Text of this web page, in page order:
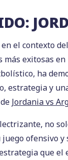
el contexto
exitosas
ha
estrategia y
Jordania vs
no
ofensivo
que